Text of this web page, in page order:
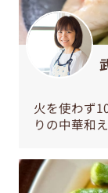
火を使わず
りの中華和